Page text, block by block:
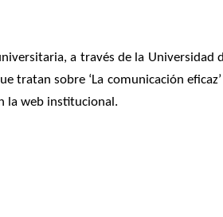
a través de la Universidad
tratan sobre ‘La comunicación
la web institucional.